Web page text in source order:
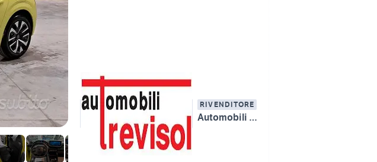
RIVENDITORE
Automobili Trevisol Bruno & C. snc